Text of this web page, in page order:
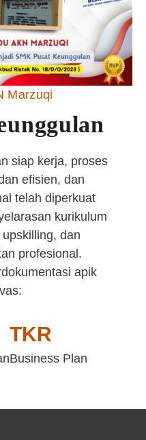
Marzuqi
siap kerja, proses
efisien, dan
telah diperkuat
kurikulum
dan
profesional.
apik
TKR
Business Plan